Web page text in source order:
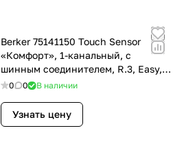
Berker 75141150 Touch Sensor
«Комфорт», 1-канальный, с
шинным соединителем, R.3, Easy,
цвет: Белый, оттенок: Полярная
0 0 В наличии
Узнать цену